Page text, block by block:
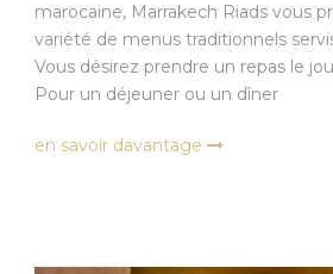
marocaine, Marrakech Riads vous
variété de menus traditionnels
Vous désirez prendre un repas le
Pour un déjeuner ou un dîner
en savoir davantage